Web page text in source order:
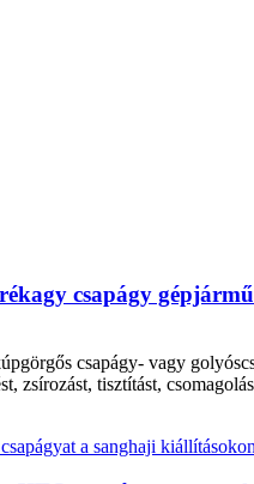
csapágy
csapágy- vagy
zsírozást, tisztítást,